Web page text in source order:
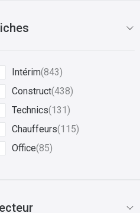
Intérim(843)
Construct(438)
Technics(131)
Chauffeurs(115)
Office(85)